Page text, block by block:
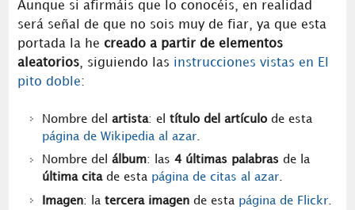
Aunque si afirmáis que lo conocéis, en realidad
será señal de que no sois muy de fiar, ya que esta
portada la he creado a partir de elementos
aleatorios, siguiendo las instrucciones vistas en El
pito doble:
Nombre del artista: el título del artículode esta
página de Wikipedia al azar.
Nombre del álbum: las 4 últimas palabras de la
última citade esta página de citas al azar.
Imagen: la tercera imagende esta página de Flickr.